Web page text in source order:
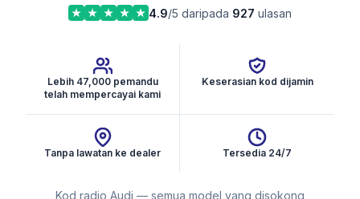
4.9/5 daripada 927 ulasan
Lebih 47,000 pemandu
telah mempercayai kami
Keserasian kod dijamin
Tanpa lawatan ke dealer Tersedia 24/7
Kod radio Audi — semua model yang disokong